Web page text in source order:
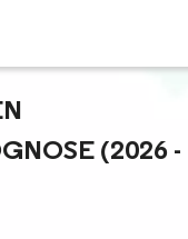
T
(2026 - 2